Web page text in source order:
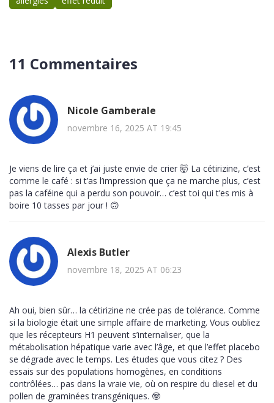
11 Commentaires
Nicole Gamberale
novembre 16, 2025 AT 19:45
Je viens de lire ça et j’ai juste envie de crier 🤯 La cétirizine, c’est
comme le café : si t’as l’impression que ça ne marche plus, c’est
pas la caféine qui a perdu son pouvoir… c’est toi qui t’es mis à
boire 10 tasses par jour ! 🙃
Alexis Butler
novembre 18, 2025 AT 06:23
Ah oui, bien sûr… la cétirizine ne crée pas de tolérance. Comme
si la biologie était une simple affaire de marketing. Vous oubliez
que les récepteurs H1 peuvent s’internaliser, que la
métabolisation hépatique varie avec l’âge, et que l’effet placebo
se dégrade avec le temps. Les études que vous citez ? Des
essais sur des populations homogènes, en conditions
contrôlées… pas dans la vraie vie, où on respire du diesel et du
pollen de graminées transgéniques. 🤓